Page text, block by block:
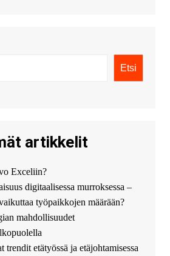
-
срочно
Вы
без
и
Etsi
artikkelit
Exceliin?
digitaalisessa murroksessa –
työpaikkojen määrään?
mahdollisuudet
trendit etätyössä ja etäjohtamisessa